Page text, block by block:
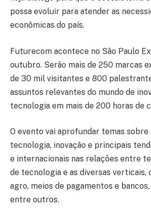
possa evoluir para atender as
econômicas do país.
Futurecom acontece no São Paulo
outubro. Serão mais de 250 marcas
de 30 mil visitantes e 800
assuntos relevantes do mundo de
tecnologia em mais de 200 horas de
O evento vai aprofundar temas sobre
tecnologia, inovação e principais
e internacionais nas relações entre
de tecnologia e as diversas verticais,
agro, meios de pagamentos e bancos,
entre outros.